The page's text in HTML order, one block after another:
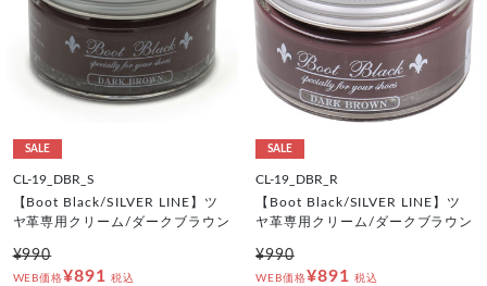
SALE
CL-19_DBR_S
【Boot Black/SILVER LINE】ツ
ヤ革専用クリーム/ダークブラウン
¥990
WEB価格¥891 税込
SALE
CL-19_DBR_R
【Boot Black/SILVER LINE】ツ
ヤ革専用クリーム/ダークブラウン
¥990
WEB価格¥891 税込